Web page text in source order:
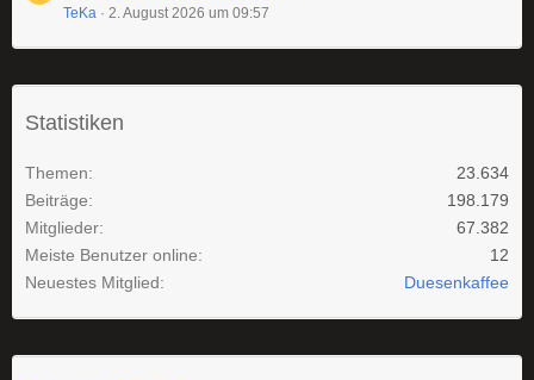
TeKa 2. August 2026 um 09:57
Statistiken
Themen
23.634
Beiträge
198.179
Mitglieder
67.382
Meiste Benutzer online
12
Neuestes Mitglied
Duesenkaffee